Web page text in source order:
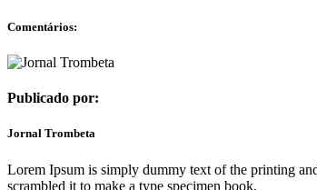
Comentários:
Publicado por:
Jornal Trombeta
Lorem Ipsum is simply dummy text of the printing
scrambled it to make a type specimen book.